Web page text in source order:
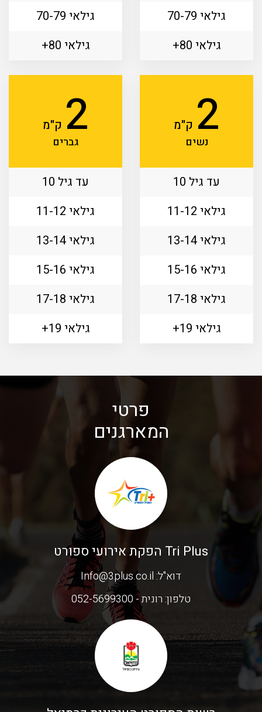
גילאי 70-79
גילאי 80+
גילאי 70-79
גילאי 80+
2 ק"מ
נשים
עד גיל 10
גילאי 11-12
גילאי 13-14
גילאי 15-16
גילאי 17-18
גילאי 19+
2 ק"מ
גברים
עד גיל 10
גילאי 11-12
גילאי 13-14
גילאי 15-16
גילאי 17-18
גילאי 19+
פרטי
המארגנים
Tri Plus הפקת אירועי ספורט
דוא"ל: Info@3plus.co.il
טלפון: רונית - 052-5699300